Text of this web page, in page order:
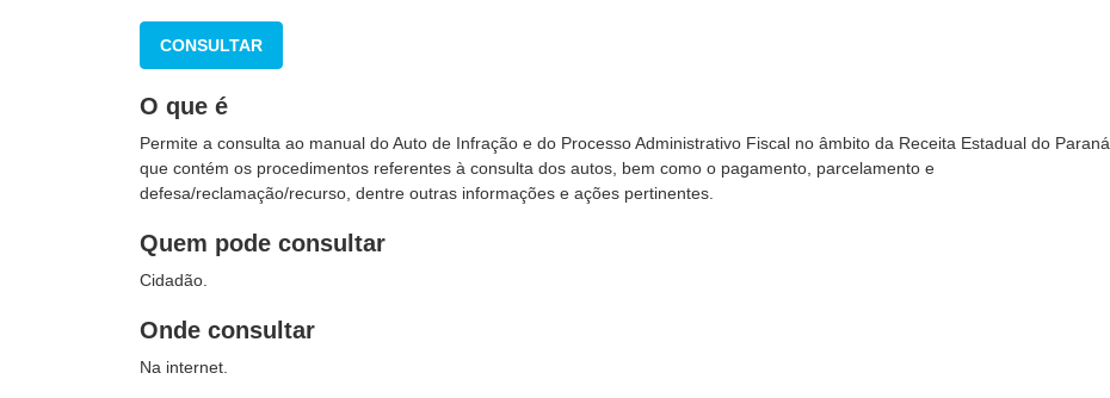
CONSULTAR
O que é
Permite a consulta ao manual do Auto de Infração e do Processo Administrativo Fiscal no âmbito da Receita Estadual do Paraná,
que contém os procedimentos referentes à consulta dos autos, bem como o pagamento, parcelamento e
defesa/reclamação/recurso, dentre outras informações e ações pertinentes.
Quem pode consultar
Cidadão.
Onde consultar
Na internet.